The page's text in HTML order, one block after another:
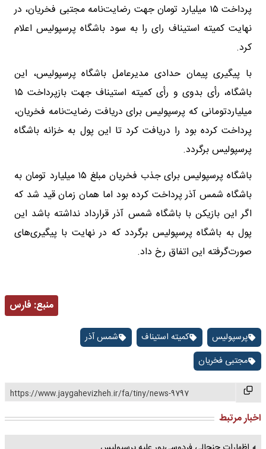
پرداخت ۱۵ میلیارد تومان جهت رضایت‌نامه مجتبی فخریان، در
نهایت کمیته استیناف رای را به سود باشگاه پرسپولیس اعلام
کرد.
با پیگیری پیمان حدادی مدیرعامل باشگاه پرسپولیس، این
باشگاه، رأی بدوی و رأی کمیته استیناف جهت بازپرداخت ۱۵
میلیاردتومانی که پرسپولیس برای دریافت رضایت‌نامه فخریان،
پرداخت کرده بود را دریافت کرد تا این پول به خزانه باشگاه
پرسپولیس برگردد.
باشگاه پرسپولیس برای جذب فخریان مبلغ ۱۵ میلیارد تومان به
باشگاه شمس آذر پرداخت کرده بود اما همان زمان قید شد که
اگر این بازیکن با باشگاه شمس آذر قرارداد نداشته باشد این
پول به باشگاه پرسپولیس برگردد که در نهایت با پیگیری‌های
صورت‌گرفته این اتفاق رخ داد.
منبع: فارس
پرسپولیس کمیته استیناف
شمس آذر
مجتبی فخریان
https://www.jaygahevizheh.ir/fa/tiny/news-9797
اخبار مرتبط